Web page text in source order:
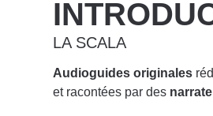
LA SCALA
Audioguides originales
et racontées par des